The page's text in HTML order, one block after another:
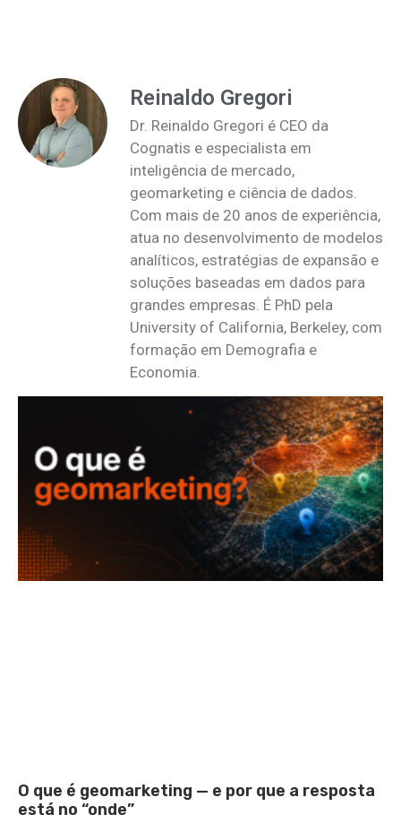
Reinaldo Gregori
Dr. Reinaldo Gregori é CEO da
Cognatis e especialista em
inteligência de mercado,
geomarketing e ciência de dados.
Com mais de 20 anos de experiência,
atua no desenvolvimento de modelos
analíticos, estratégias de expansão e
soluções baseadas em dados para
grandes empresas. É PhD pela
University of California, Berkeley, com
formação em Demografia e
Economia.
O que é geomarketing — e por que a resposta
está no “onde”